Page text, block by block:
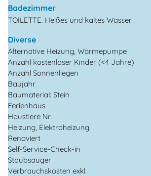
Badezimmer
TOILETTE. Heißes und kaltes Wasser
Diverse
Alternative Heizung, Wärmepumpe
Anzahl kostenloser Kinder (<4 Jahre)
Anzahl Sonnenliegen
Baujahr
Baumaterial: Stein
Ferienhaus
Haustiere Nr
Heizung, Elektroheizung
Renoviert
Self-Service-Check-in
Staubsauger
Verbrauchskosten exkl.